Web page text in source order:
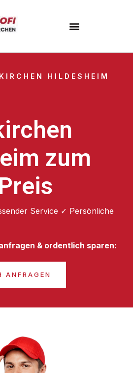
HILDESHEIM
zum
Service ✓ Persönliche
& ordentlich sparen:
ANFRAGEN